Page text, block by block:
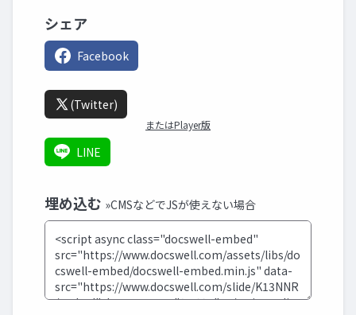
シェア
Facebook
(Twitter)
またはPlayer版
LINE
埋め込む »CMSなどでJSが使えない場合